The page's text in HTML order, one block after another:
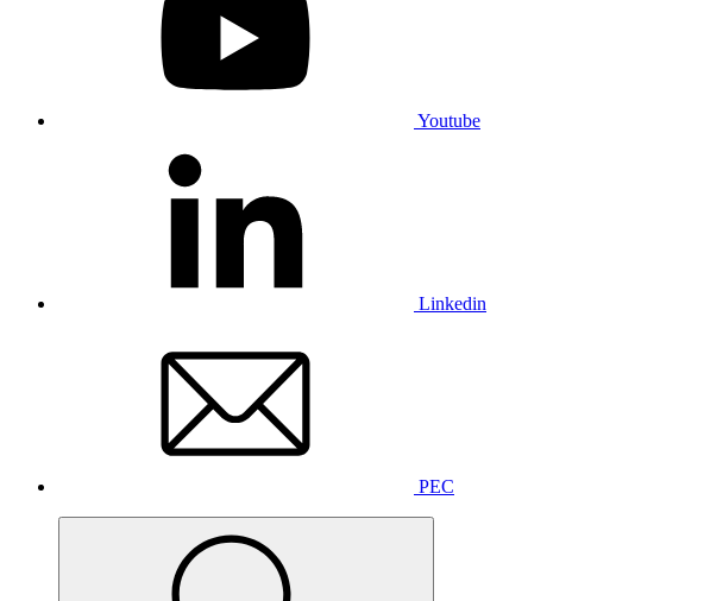
Youtube
Linkedin
PEC